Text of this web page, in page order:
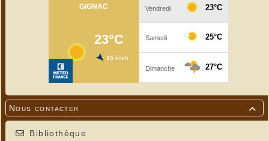

Nous contacter
Bibliothèque